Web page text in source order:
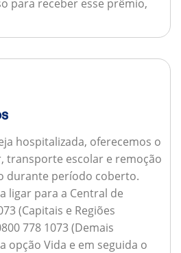
para receber esse prêmio,
hospitalizada, oferecemos o
transporte escolar e remoção
durante período coberto.
ligar para a Central de
(Capitais e Regiões
778 1073 (Demais
opção Vida e em seguida o